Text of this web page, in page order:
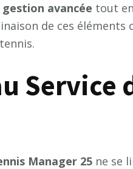
gestion avancée tout
de ces
Service
nnis Manager 25 ne se